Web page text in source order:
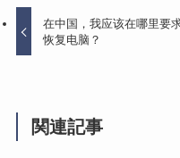
在中国，我应该在哪里要
恢复电脑？
関連記事